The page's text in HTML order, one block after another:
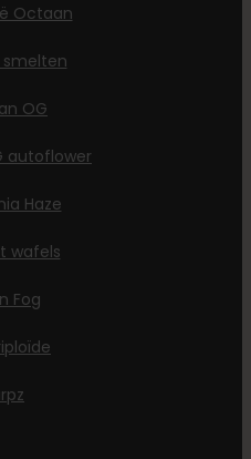
Octaan
smelten
OG
autoflower
Haze
wafels
Fog